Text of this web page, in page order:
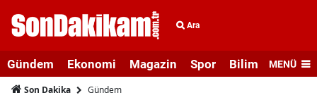
Ara
Gündem Ekonomi Magazin Spor Bilim veMENÜ
Son Dakika Gündem